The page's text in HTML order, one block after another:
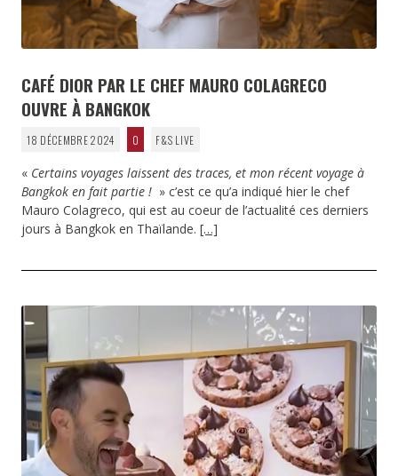
CAFÉ DIOR PAR LE CHEF MAURO COLAGRECO
OUVRE À BANGKOK
18 DÉCEMBRE 2024 0 F&S LIVE
« Certains voyages laissent des traces, et mon récent voyage à
Bangkok en fait partie ! » c’est ce qu’a indiqué hier le chef
Mauro Colagreco, qui est au coeur de l’actualité ces derniers
jours à Bangkok en Thaïlande. […]